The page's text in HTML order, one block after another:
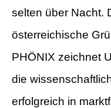
selten über Nacht.
österreichische
PHÖNIX zeichnet
die
erfolgreich in